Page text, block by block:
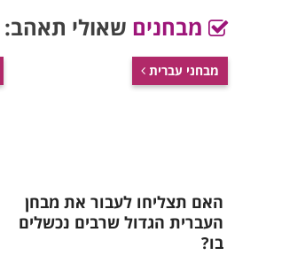
מבחנים שאולי תאהב:
מבחני עברית
האם תצליחו לעבור את מבחן
העברית הגדול שרבים נכשלים
בו?